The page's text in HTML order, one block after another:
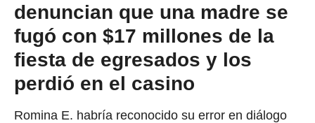
denuncian que una madre se
fugó con $17 millones de la
fiesta de egresados y los
perdió en el casino
Romina E. habría reconocido su error en diálogo